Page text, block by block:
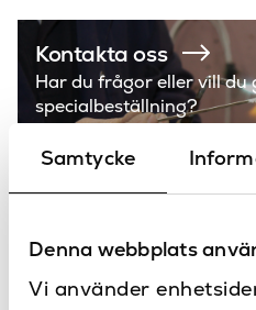
Samtycke
Denna webbplats
Vi använder
Höjd (mm)
Placering
Version
Kontakta oss
Har du frågor eller vill du
specialbeställning?